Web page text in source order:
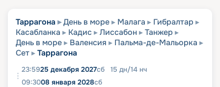
Таррагона День в море Малага
Гибралтар
Касабланка
Кадис Лиссабон
Танжер
День в море
Валенсия
Пальма-де-Мальорка
Сет
Таррагона
23:5925 декабря 2027сб 15 дн/14 нч
09:3008 января 2028сб